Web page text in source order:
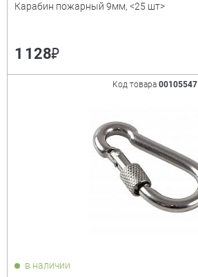
Карабин пожарный 9мм, <25 шт>
1 128₽
Код товара 00105547
в наличии